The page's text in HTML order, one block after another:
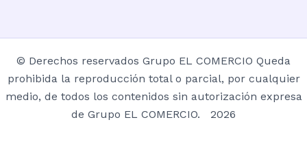
© Derechos reservados Grupo EL COMERCIO Queda
prohibida la reproducción total o parcial, por cualquier
medio, de todos los contenidos sin autorización expresa
de Grupo EL COMERCIO. 2026